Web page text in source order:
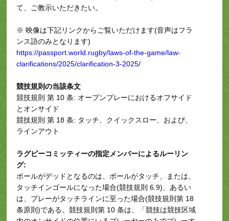
て、ご教示いただきたい。
※ 映像は下記リンクからご覧いただけます(音声はフラ
ンス語のみとなります)
https://passport.world.rugby/laws-of-the-game/law-
clarifications/2025/clarification-3-2025/
競技規則の当該条文
競技規則 第 10 条: オープンプレーにおけるオフサイド
とオンサイド
競技規則 第 18 条: タッチ、クイックスロー、および、
ラインアウト
ラグビーコミッティーの指定メンバーによるルーリン
グ:
ボールがデッドとなるのは、ボールがタッチ、または、
タッチインゴールになった場合(競技規則 6.9)、あるい
は、プレーがタッチラインに至った場合(競技規則第 18
条原則)である。競技規則第 10 条は、「競技は競技区域